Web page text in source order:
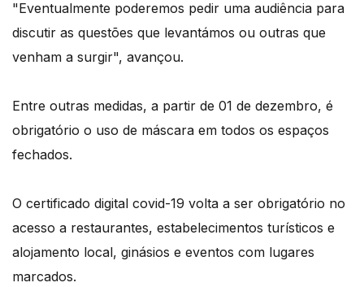
"Eventualmente poderemos pedir uma audiência para
discutir as questões que levantámos ou outras que
venham a surgir", avançou.
Entre outras medidas, a partir de 01 de dezembro, é
obrigatório o uso de máscara em todos os espaços
fechados.
O certificado digital covid-19 volta a ser obrigatório no
acesso a restaurantes, estabelecimentos turísticos e
alojamento local, ginásios e eventos com lugares
marcados.